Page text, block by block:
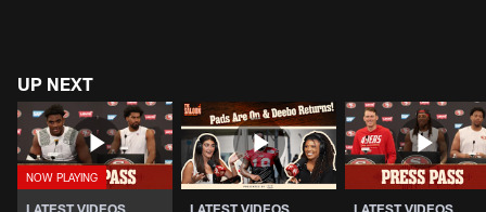
UP NEXT
LATEST VIDEOS
LATEST VIDEOS
LATEST VIDEOS